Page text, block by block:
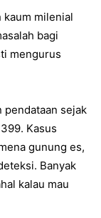
kaum milenial
bagi
mengurus
pendataan sejak
Kasus
gunung es,
Banyak
kalau mau